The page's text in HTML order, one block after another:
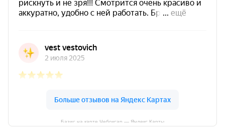
Базис на карте Чебоксар — Яндекс Карты